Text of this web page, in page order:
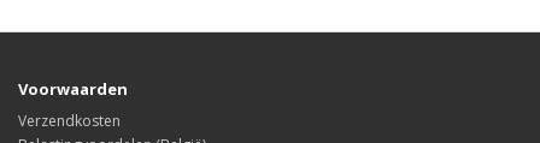
Voorwaarden
Verzendkosten